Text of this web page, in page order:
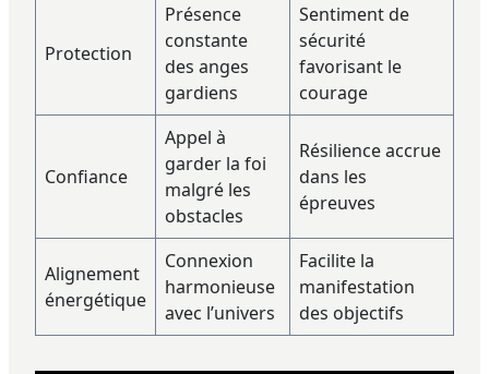
Protection
Présence
constante
des anges
gardiens
Sentiment de
sécurité
favorisant le
courage
Confiance
Appel à
garder la foi
malgré les
obstacles
Résilience accrue
dans les
épreuves
Alignement
énergétique
Connexion
harmonieuse
avec l’univers
Facilite la
manifestation
des objectifs